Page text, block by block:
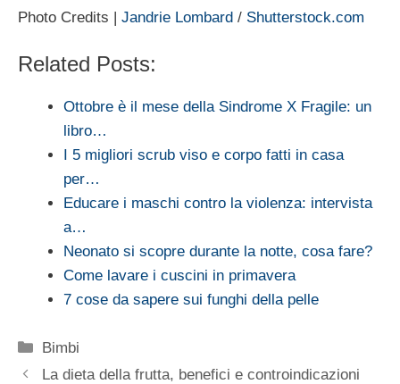
Photo Credits | Jandrie Lombard / Shutterstock.com
Related Posts:
Ottobre è il mese della Sindrome X Fragile: un
libro…
I 5 migliori scrub viso e corpo fatti in casa
per…
Educare i maschi contro la violenza: intervista
a…
Neonato si scopre durante la notte, cosa fare?
Come lavare i cuscini in primavera
7 cose da sapere sui funghi della pelle
Categorie
Bimbi
La dieta della frutta, benefici e controindicazioni